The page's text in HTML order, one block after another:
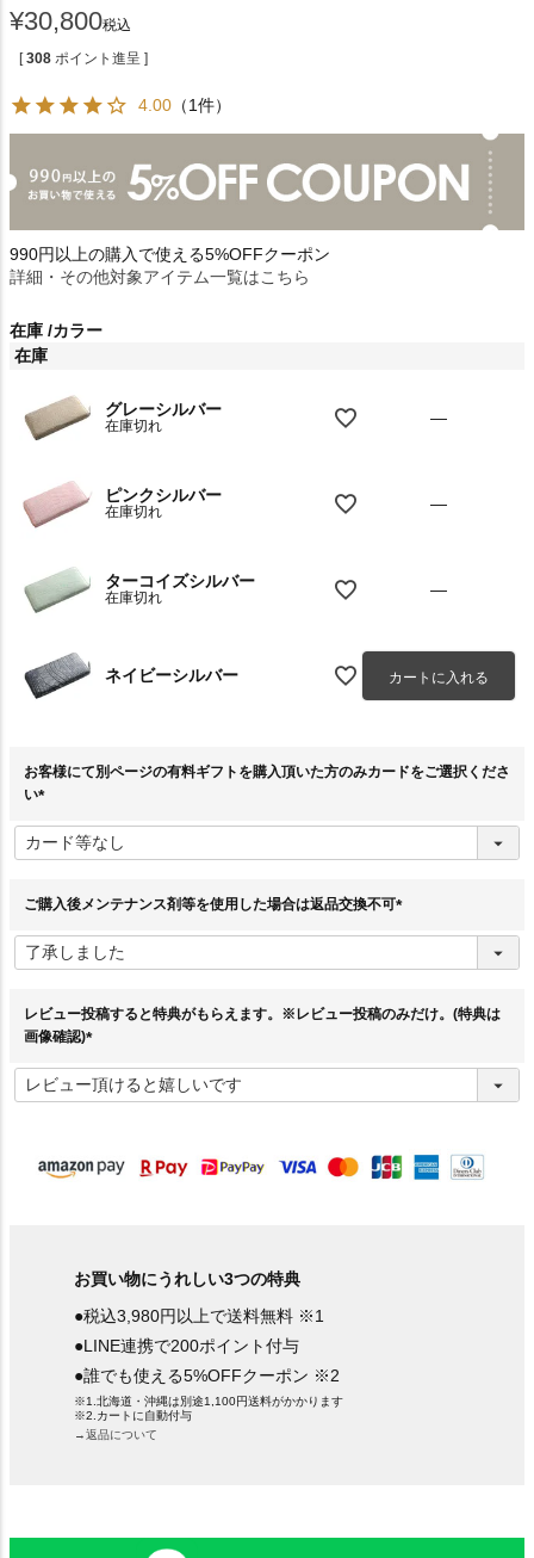
¥30,800税込
[ 308 ポイント進呈 ]
4.00 （1件）
990円以上の購入で使える5%OFFクーポン
詳細・その他対象アイテム一覧はこちら
在庫 カラー
在庫
グレーシルバー
在庫切れ —
ピンクシルバー
在庫切れ —
ターコイズシルバー
在庫切れ —
ネイビーシルバー カートに入れる
お客様にて別ページの有料ギフトを購入頂いた方のみカードをご選択くださ
い
必
須
ご購入後メンテナンス剤等を使用した場合は返品交換不可
須
レビュー投稿すると特典がもらえます。※レビュー投稿のみだけ。(特典は
画像確認)
必
須
お買い物にうれしい3つの特典
●税込3,980円以上で送料無料 ※1
●LINE連携で200ポイント付与
●誰でも使える5%OFFクーポン ※2
※1.北海道・沖縄は別途1,100円送料がかかります
※2.カートに自動付与
→返品について